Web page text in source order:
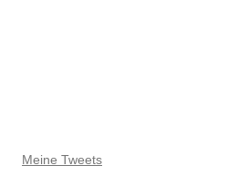
Meine Tweets